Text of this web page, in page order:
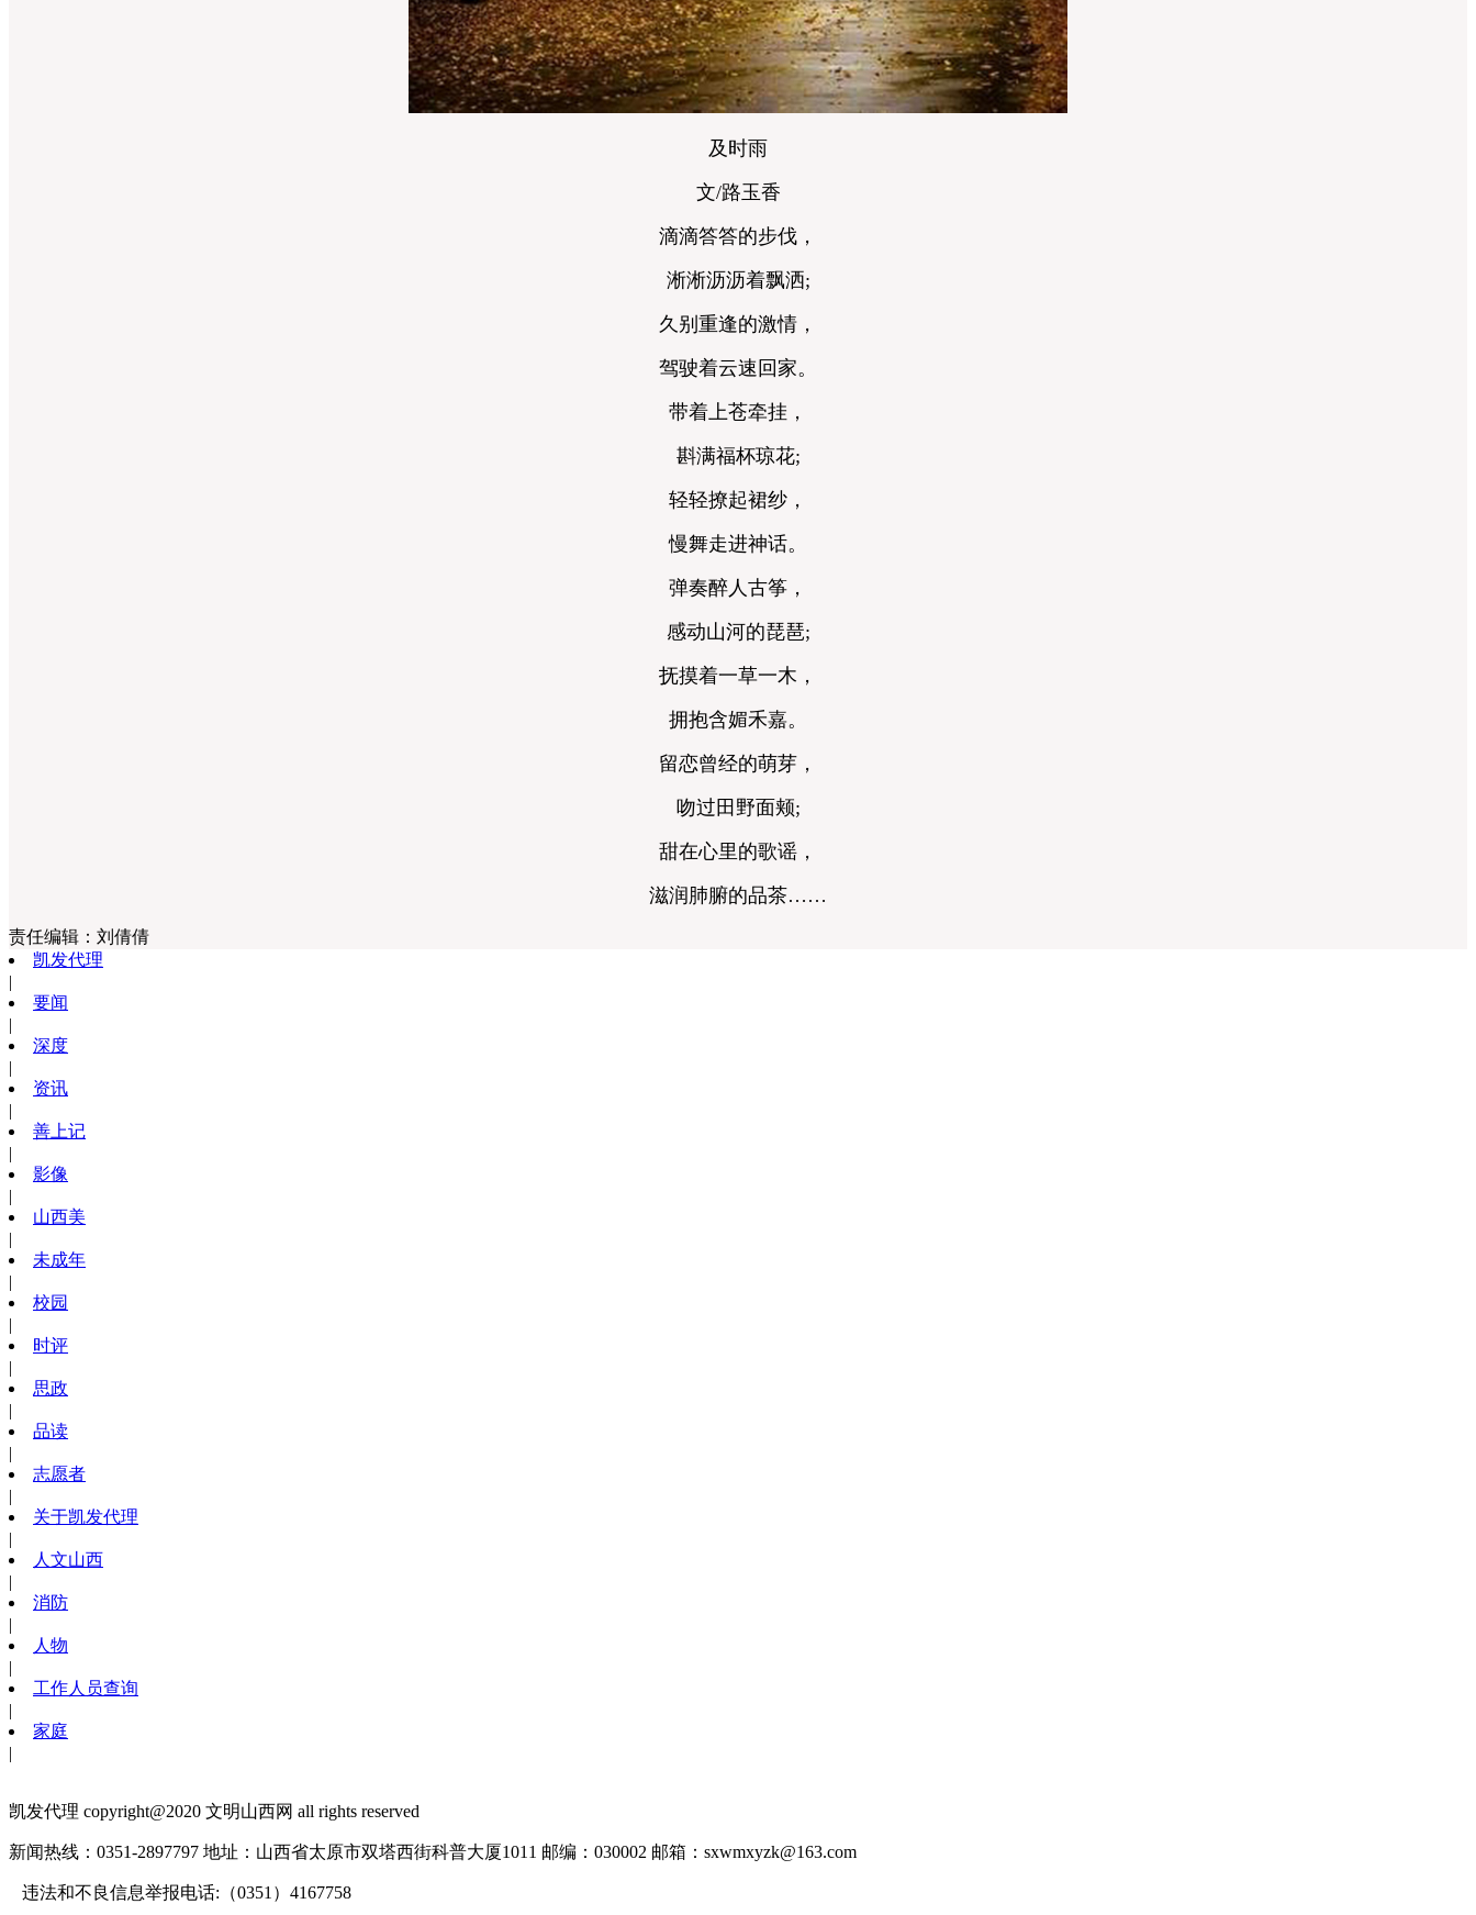
及时雨
文/路玉香
滴滴答答的步伐，
淅淅沥沥着飘洒;
久别重逢的激情，
驾驶着云速回家。
带着上苍牵挂，
斟满福杯琼花;
轻轻撩起裙纱，
慢舞走进神话。
弹奏醉人古筝，
感动山河的琵琶;
抚摸着一草一木，
拥抱含媚禾嘉。
留恋曾经的萌芽，
吻过田野面颊;
甜在心里的歌谣，
滋润肺腑的品茶……
责任编辑： 刘倩倩
凯发代理
|
要闻
|
深度
|
资讯
|
善上记
|
影像
|
山西美
|
未成年
|
校园
|
时评
|
思政
|
品读
|
志愿者
|
关于凯发代理
|
人文山西
|
消防
|
人物
|
工作人员查询
|
家庭
|
凯发代理 copyright@2020 文明山西网 all rights reserved
新闻热线：0351-2897797 地址：山西省太原市双塔西街科普大厦1011 邮编：030002 邮箱： sxwmxyzk@163.com
违法和不良信息举报电话:（0351）4167758